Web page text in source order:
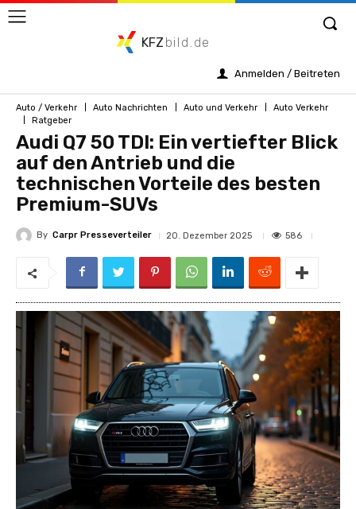
KFZ bild.de
Anmelden / Beitreten
Auto / Verkehr Auto Nachrichten Auto und Verkehr
Auto Verkehr
Ratgeber
Audi Q7 50 TDI: Ein vertiefter Blick
auf den Antrieb und die
technischen Vorteile des besten
Premium-SUVs
By Carpr Presseverteiler 20. Dezember 2025 586